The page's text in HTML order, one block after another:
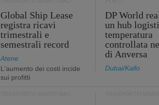
Global Ship Lease
registra ricavi
trimestrali e
semestrali record
Atene
L'aumento dei costi incide
sui profitti
DP World
un hub
temperatura
controllata
di Anversa
Dubai/Kallo